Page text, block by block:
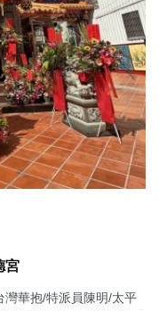
宮
灣華抱/特派員陳明/太平